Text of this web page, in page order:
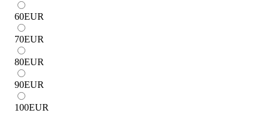
60EUR
70EUR
80EUR
90EUR
100EUR